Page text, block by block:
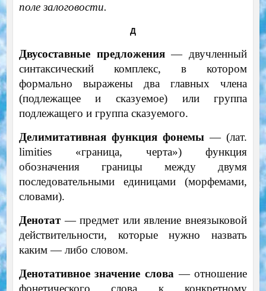
поле залоговости.
Д
Двусоставные предложения— двучленный
синтаксический комплекс, в котором
формально выражены два главных члена
(подлежащее и сказуемое) или группа
подлежащего и группа сказуемого.
Делимитативная функция фонемы— (лат.
limities «граница, черта») функция
обозначения границы между двумя
последовательными единицами (морфемами,
словами).
Денотат— предмет или явление внеязыковой
действительности, которые нужно назвать
каким — либо словом.
Денотативное значение слова— отношение
фонетического слова к конкретному